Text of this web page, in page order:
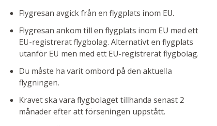
Flygresan avgick från en flygplats inom EU.
Flygresan ankom till en flygplats inom EU med ett
EU-registrerat flygbolag. Alternativt en flygplats
utanför EU men med ett EU-registrerat flygbolag.
Du måste ha varit ombord på den aktuella
flygningen.
Kravet ska vara flygbolaget tillhanda senast 2
månader efter att förseningen uppstått.